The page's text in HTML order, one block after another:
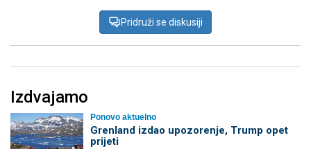
Pridruži se diskusiji
Izdvajamo
Ponovo aktuelno
Grenland izdao upozorenje, Trump opet
prijeti